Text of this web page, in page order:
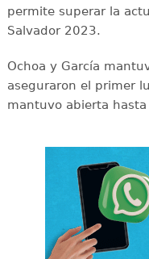
permite superar la
Salvador 2023.
Ochoa y García
aseguraron el primer
mantuvo abierta